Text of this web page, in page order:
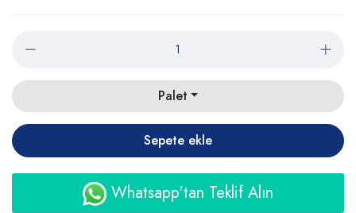
Palet
Sepete ekle
Whatsapp'tan Teklif Alın